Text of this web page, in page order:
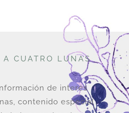
A CUATRO LUNAS
de interés
contenido especial